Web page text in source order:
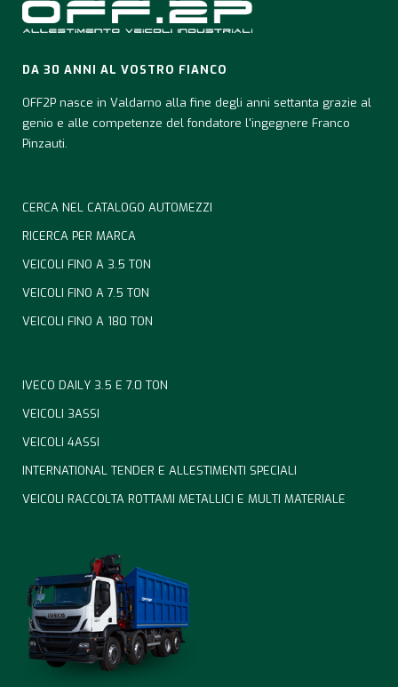
DA 30 ANNI AL VOSTRO FIANCO
OFF2P nasce in Valdarno alla fine degli anni settanta grazie al
genio e alle competenze del fondatore l'ingegnere Franco
Pinzauti.
CERCA NEL CATALOGO AUTOMEZZI
RICERCA PER MARCA
VEICOLI FINO A 3.5 TON
VEICOLI FINO A 7.5 TON
VEICOLI FINO A 180 TON
IVECO DAILY 3.5 E 7.0 TON
VEICOLI 3ASSI
VEICOLI 4ASSI
INTERNATIONAL TENDER E ALLESTIMENTI SPECIALI
VEICOLI RACCOLTA ROTTAMI METALLICI E MULTI MATERIALE